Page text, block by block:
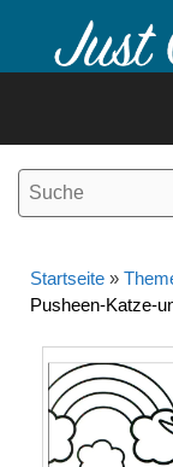
Inhalt
Startseite »
Pusheen-Katze-